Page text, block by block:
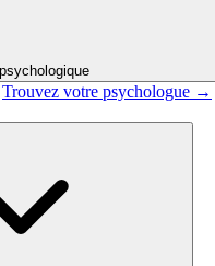
Trouvez votre psychologue →